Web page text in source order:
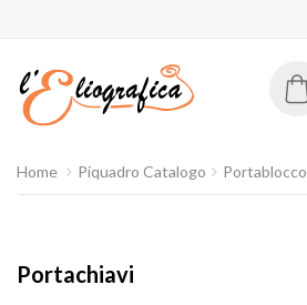
Home Piquadro Catalogo Portablocco
Portachiavi